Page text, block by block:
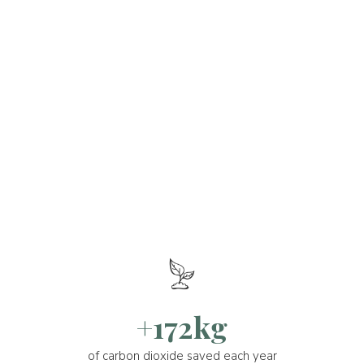
+172kg
of carbon dioxide saved each year